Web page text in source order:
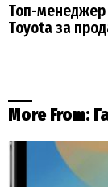
Топ-менеджер
Toyota за
More From: